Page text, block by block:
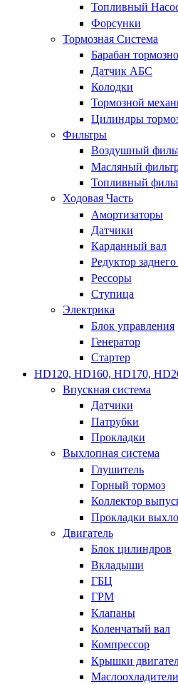
Топливный
Форсунки
Тормозная Система
Барабан
Датчик АБС
Колодки
Тормозной
Цилиндры
Фильтры
Воздушный
Масляный
Топливный
Ходовая Часть
Амортизаторы
Датчики
Карданный вал
Редуктор
Рессоры
Ступица
Электрика
Блок управления
Генератор
Стартер
HD120, HD160, HD170,
Впускная система
Датчики
Патрубки
Прокладки
Выхлопная система
Глушитель
Горный тормоз
Коллектор
Прокладки
Двигатель
Блок цилиндров
Вкладыши
ГБЦ
ГРМ
Клапаны
Коленчатый вал
Компрессор
Крышки
Маслоохладители